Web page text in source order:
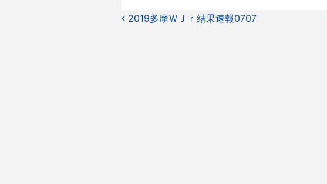
投
2019多摩ＷＪｒ結果速報0707